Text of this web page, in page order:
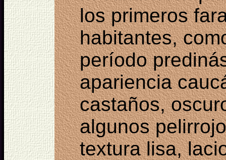
los primeros
habitantes,
período
apariencia
castaños,
algunos
textura lisa,